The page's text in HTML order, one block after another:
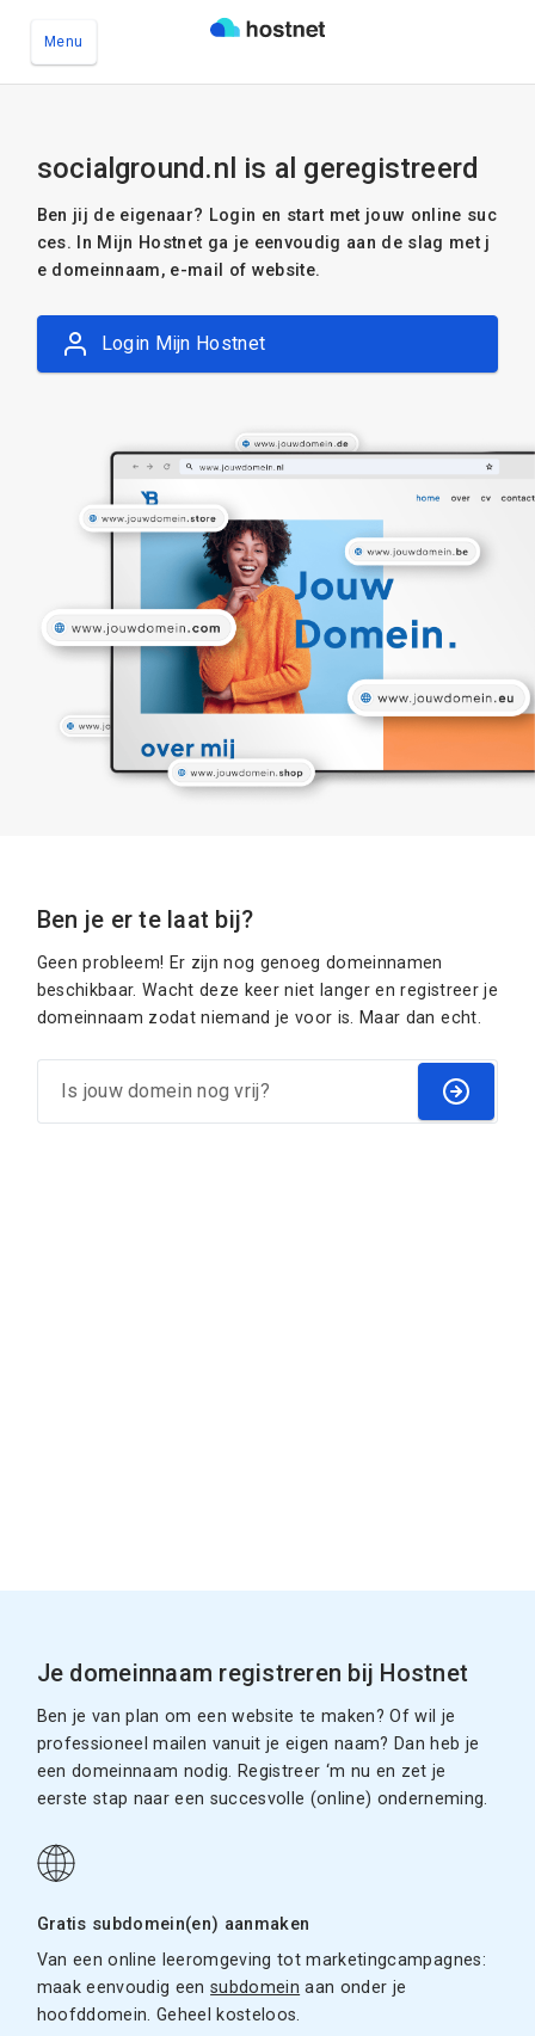
Menu
socialground.nl is al geregistreerd
Ben jij de eigenaar? Login en start met jouw online suc
ces. In Mijn Hostnet ga je eenvoudig aan de slag met j
e domeinnaam, e-mail of website.
Login Mijn Hostnet
Ben je er te laat bij?
Geen probleem! Er zijn nog genoeg domeinnamen
beschikbaar. Wacht deze keer niet langer en registreer je
domeinnaam zodat niemand je voor is. Maar dan echt.
Je domeinnaam registreren bij Hostnet
Ben je van plan om een website te maken? Of wil je
professioneel mailen vanuit je eigen naam? Dan heb je
een domeinnaam nodig. Registreer ‘m nu en zet je
eerste stap naar een succesvolle (online) onderneming.
Gratis subdomein(en) aanmaken
Van een online leeromgeving tot marketingcampagnes:
maak eenvoudig eensubdomein aan onder je
hoofddomein. Geheel kosteloos.